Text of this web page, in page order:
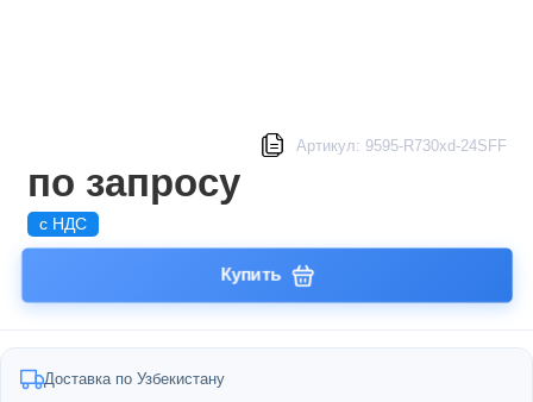
Артикул: 9595-R730xd-24SFF
по запросу
с НДС
Купить
Доставка по Узбекистану